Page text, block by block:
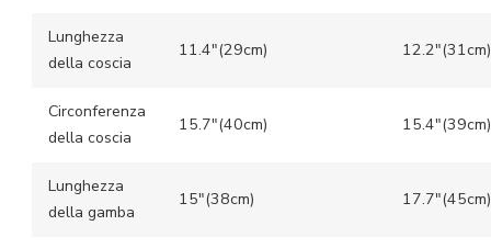
Lunghezza
della coscia
11.4″(29cm) 12.2″(31cm)
Circonferenza
della coscia
15.7″(40cm) 15.4″(39cm)
Lunghezza
della gamba
15″(38cm) 17.7″(45cm)